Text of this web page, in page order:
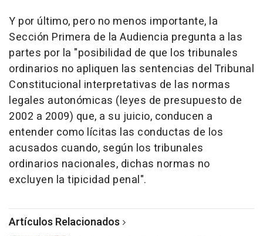
Y por último, pero no menos importante, la
Sección Primera de la Audiencia pregunta a las
partes por la "posibilidad de que los tribunales
ordinarios no apliquen las sentencias del Tribunal
Constitucional interpretativas de las normas
legales autonómicas (leyes de presupuesto de
2002 a 2009) que, a su juicio, conducen a
entender como lícitas las conductas de los
acusados cuando, según los tribunales
ordinarios nacionales, dichas normas no
excluyen la tipicidad penal".
Artículos Relacionados